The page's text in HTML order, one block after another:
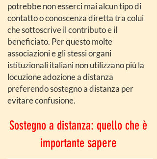
potrebbe non esserci mai alcun tipo di
contatto o conoscenza diretta tra colui
che sottoscrive il contributo e il
beneficiato. Per questo molte
associazioni e gli stessi organi
istituzionali italiani non utilizzano più la
locuzione adozione a distanza
preferendo sostegno a distanza per
evitare confusione.
Sostegno a distanza: quello che è
importante sapere